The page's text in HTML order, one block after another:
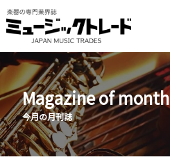
Magazine of month
今月の月刊誌